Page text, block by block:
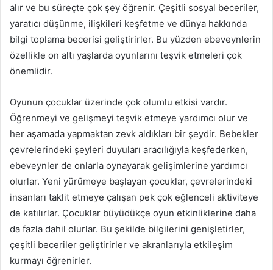
alır ve bu süreçte çok şey öğrenir. Çeşitli sosyal beceriler,
yaratıcı düşünme, ilişkileri keşfetme ve dünya hakkında
bilgi toplama becerisi geliştirirler. Bu yüzden ebeveynlerin
özellikle on altı yaşlarda oyunlarını teşvik etmeleri çok
önemlidir.
Oyunun çocuklar üzerinde çok olumlu etkisi vardır.
Öğrenmeyi ve gelişmeyi teşvik etmeye yardımcı olur ve
her aşamada yapmaktan zevk aldıkları bir şeydir. Bebekler
çevrelerindeki şeyleri duyuları aracılığıyla keşfederken,
ebeveynler de onlarla oynayarak gelişimlerine yardımcı
olurlar. Yeni yürümeye başlayan çocuklar, çevrelerindeki
insanları taklit etmeye çalışan pek çok eğlenceli aktiviteye
de katılırlar. Çocuklar büyüdükçe oyun etkinliklerine daha
da fazla dahil olurlar. Bu şekilde bilgilerini genişletirler,
çeşitli beceriler geliştirirler ve akranlarıyla etkileşim
kurmayı öğrenirler.